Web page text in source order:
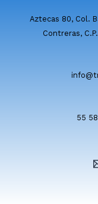
Aztecas 80, Col.
Contreras,
55